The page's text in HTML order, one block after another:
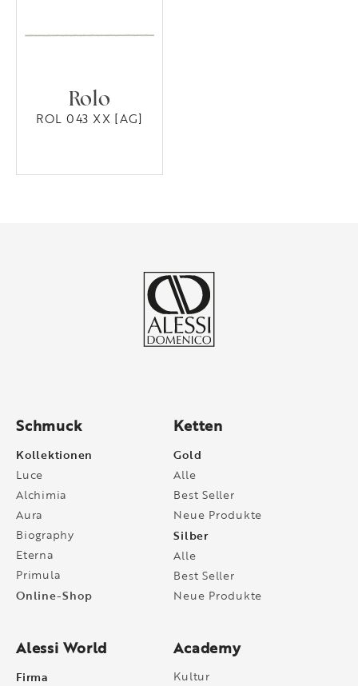
Rolo
ROL 043 XX [AG]
Schmuck
Kollektionen
Luce
Alchimia
Aura
Biography
Eterna
Primula
Online-Shop
Ketten
Gold
Alle
Best Seller
Neue Produkte
Silber
Alle
Best Seller
Neue Produkte
Alessi World
Firma
Academy
Kultur